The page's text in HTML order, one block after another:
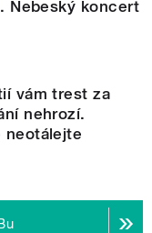
Nebeský koncert
vám trest za
nehrozí.
neotálejte